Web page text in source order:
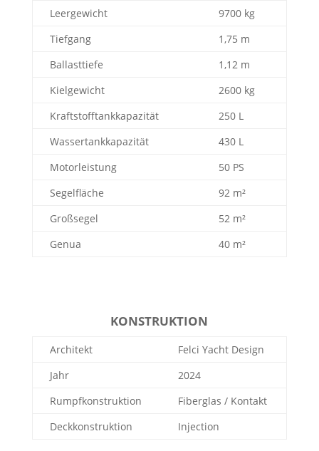
Leergewicht
9700 kg
Tiefgang
1,75 m
Ballasttiefe
1,12 m
Kielgewicht
2600 kg
Kraftstofftankkapazität
250 L
Wassertankkapazität
430 L
Motorleistung
50 PS
Segelfläche
92 m²
Großsegel
52 m²
Genua
40 m²
KONSTRUKTION
Architekt
Felci Yacht Design
Jahr
2024
Rumpfkonstruktion
Fiberglas / Kontakt
Deckkonstruktion
Injection